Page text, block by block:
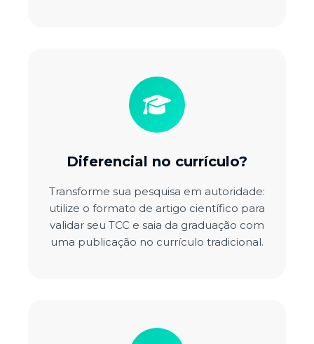
Diferencial no currículo?
Transforme sua pesquisa em autoridade:
utilize o formato de artigo científico para
validar seu TCC e saia da graduação com
uma publicação no currículo tradicional.